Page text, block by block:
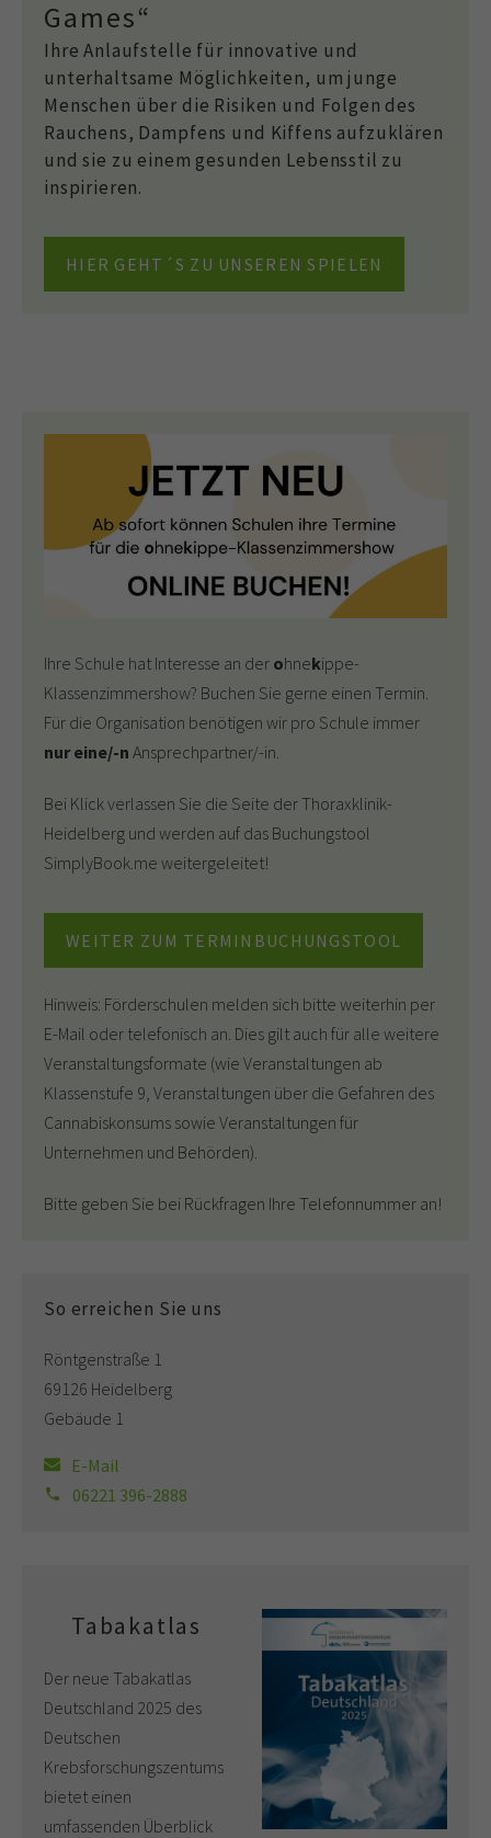
Games“
Ihre Anlaufstelle für innovative und
unterhaltsame Möglichkeiten, um junge
Menschen über die Risiken und Folgen des
Rauchens, Dampfens und Kiffens aufzuklären
und sie zu einem gesunden Lebensstil zu
inspirieren.
HIER GEHT´S ZU UNSEREN SPIELEN
Ihre Schule hat Interesse an der ohnekippe-
Klassenzimmershow? Buchen Sie gerne einen Termin.
Für die Organisation benötigen wir pro Schule immer
nur eine/-n Ansprechpartner/-in.
Bei Klick verlassen Sie die Seite der Thoraxklinik-
Heidelberg und werden auf das Buchungstool
SimplyBook.me weitergeleitet!
WEITER ZUM TERMINBUCHUNGSTOOL
Hinweis: Förderschulen melden sich bitte weiterhin per
E-Mail oder telefonisch an. Dies gilt auch für alle weitere
Veranstaltungsformate (wie Veranstaltungen ab
Klassenstufe 9, Veranstaltungen über die Gefahren des
Cannabiskonsums sowie Veranstaltungen für
Unternehmen und Behörden).
Bitte geben Sie bei Rückfragen Ihre Telefonnummer an!
So erreichen Sie uns
Röntgenstraße 1
69126 Heidelberg
Gebäude 1
E-Mail
06221 396-2888
Tabakatlas
Der neue Tabakatlas
Deutschland 2025 des
Deutschen
Krebsforschungszentums
bietet einen
umfassenden Überblick